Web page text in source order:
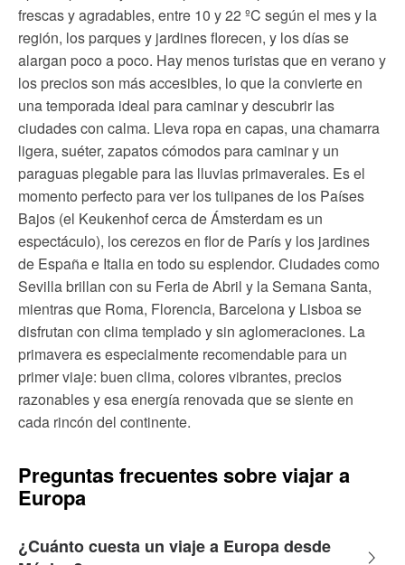
frescas y agradables, entre 10 y 22 ºC según el mes y la
región, los parques y jardines florecen, y los días se
alargan poco a poco. Hay menos turistas que en verano y
los precios son más accesibles, lo que la convierte en
una temporada ideal para caminar y descubrir las
ciudades con calma. Lleva ropa en capas, una chamarra
ligera, suéter, zapatos cómodos para caminar y un
paraguas plegable para las lluvias primaverales. Es el
momento perfecto para ver los tulipanes de los Países
Bajos (el Keukenhof cerca de Ámsterdam es un
espectáculo), los cerezos en flor de París y los jardines
de España e Italia en todo su esplendor. Ciudades como
Sevilla brillan con su Feria de Abril y la Semana Santa,
mientras que Roma, Florencia, Barcelona y Lisboa se
disfrutan con clima templado y sin aglomeraciones. La
primavera es especialmente recomendable para un
primer viaje: buen clima, colores vibrantes, precios
razonables y esa energía renovada que se siente en
cada rincón del continente.
Preguntas frecuentes sobre viajar a
Europa
¿Cuánto cuesta un viaje a Europa desde